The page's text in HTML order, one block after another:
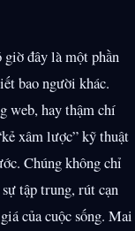
đây là một phần
bao người khác.
web, hay thậm chí
xâm lược” kỹ thuật
Chúng không chỉ
tập trung, rút cạn
của cuộc sống. Mai